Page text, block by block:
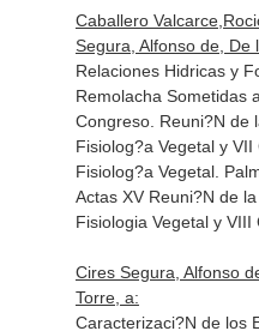
Caballero
Segura, Alfonso de, De
Relaciones Hidricas y
Remolacha Sometidas
Congreso. Reuni?N de
Fisiolog?a Vegetal y
Fisiolog?a Vegetal.
Actas XV Reuni?N de
Fisiologia Vegetal y
Cires Segura, Alfonso
Torre, a:
Caracterizaci?N de los